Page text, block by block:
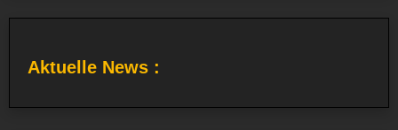
Aktuelle News :